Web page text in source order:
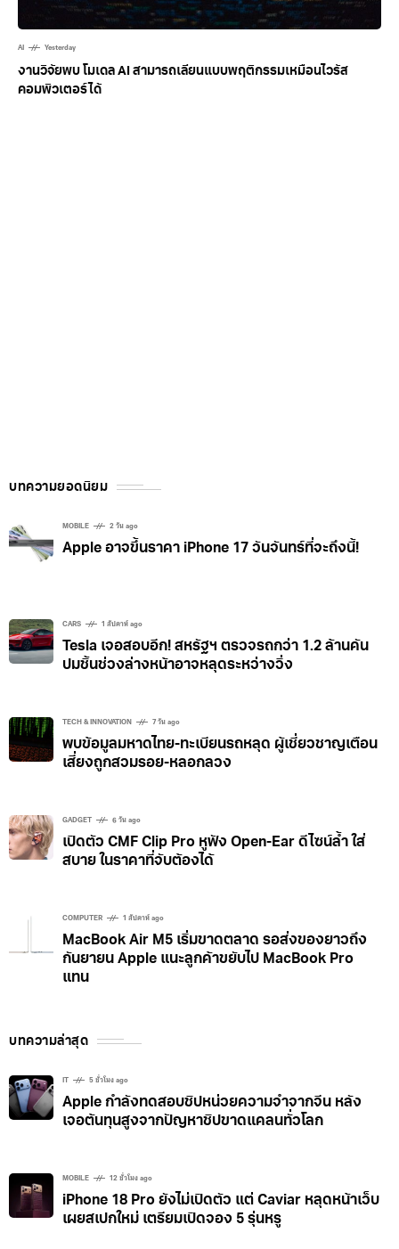
AI Yesterday
งานวิจัยพบ โมเดล AI สามารถเลียนแบบพฤติกรรมเหมือนไวรัส
คอมพิวเตอร์ได้
บทความยอดนิยม
MOBILE 2 วัน ago
Apple อาจขึ้นราคา iPhone 17 วันจันทร์ที่จะถึงนี้!
CARS 1 สัปดาห์ ago
Tesla เจอสอบอีก! สหรัฐฯ ตรวจรถกว่า 1.2 ล้านคัน
ปมชิ้นช่วงล่างหน้าอาจหลุดระหว่างวิ่ง
TECH & INNOVATION 7 วัน ago
พบข้อมูลมหาดไทย-ทะเบียนรถหลุด ผู้เชี่ยวชาญเตือน
เสี่ยงถูกสวมรอย-หลอกลวง
GADGET 6 วัน ago
เปิดตัว CMF Clip Pro หูฟัง Open-Ear ดีไซน์ล้ำ ใส่
สบาย ในราคาที่จับต้องได้
COMPUTER 1 สัปดาห์ ago
MacBook Air M5 เริ่มขาดตลาด รอส่งของยาวถึง
กันยายน Apple แนะลูกค้าขยับไป MacBook Pro
แทน
บทความล่าสุด
5 ชั่วโมง ago
Apple กำลังทดสอบชิปหน่วยความจำจากจีน หลัง
เจอต้นทุนสูงจากปัญหาชิปขาดแคลนทั่วโลก
MOBILE 12 ชั่วโมง ago
iPhone 18 Pro ยังไม่เปิดตัว แต่ Caviar หลุดหน้าเว็บ
เผยสเปกใหม่ เตรียมเปิดจอง 5 รุ่นหรู